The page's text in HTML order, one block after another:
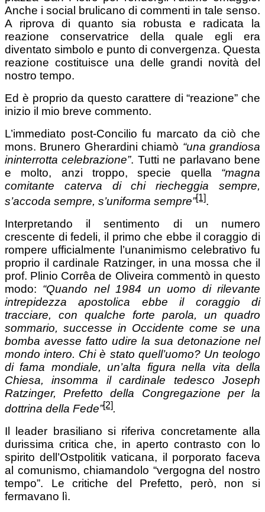
Anche i social brulicano di commenti in tale senso.
A riprova di quanto sia robusta e radicata la
reazione conservatrice della quale egli era
diventato simbolo e punto di convergenza. Questa
reazione costituisce una delle grandi novità del
nostro tempo.
Ed è proprio da questo carattere di “reazione” che
inizio il mio breve commento.
L’immediato post-Concilio fu marcato da ciò che
mons. Brunero Gherardini chiamò “una grandiosa
ininterrotta celebrazione”. Tutti ne parlavano bene
e molto, anzi troppo, specie quella “magna
comitante caterva di chi riecheggia sempre,
s’accoda sempre, s’uniforma sempre”[1].
Interpretando il sentimento di un numero
crescente di fedeli, il primo che ebbe il coraggio di
rompere ufficialmente l’unanimismo celebrativo fu
proprio il cardinale Ratzinger, in una mossa che il
prof. Plinio Corrêa de Oliveira commentò in questo
modo: “Quando nel 1984 un uomo di rilevante
intrepidezza apostolica ebbe il coraggio di
tracciare, con qualche forte parola, un quadro
sommario, successe in Occidente come se una
bomba avesse fatto udire la sua detonazione nel
mondo intero. Chi è stato quell’uomo? Un teologo
di fama mondiale, un’alta figura nella vita della
Chiesa, insomma il cardinale tedesco Joseph
Ratzinger, Prefetto della Congregazione per la
dottrina della Fede”[2].
Il leader brasiliano si riferiva concretamente alla
durissima critica che, in aperto contrasto con lo
spirito dell’Ostpolitik vaticana, il porporato faceva
al comunismo, chiamandolo “vergogna del nostro
tempo”. Le critiche del Prefetto, però, non si
fermavano lì.